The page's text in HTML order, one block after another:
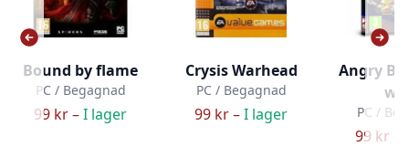
Bound by flame
PC / Begagnad
99 kr –I lager
Crysis Warhead
PC / Begagnad
99 kr –I lager
Angry
PC /
99 kr –